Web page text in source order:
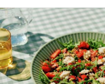
Free limited access
Gratis / forever